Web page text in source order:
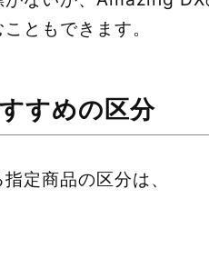
ともできます。
すめの区分
定商品の区分は、